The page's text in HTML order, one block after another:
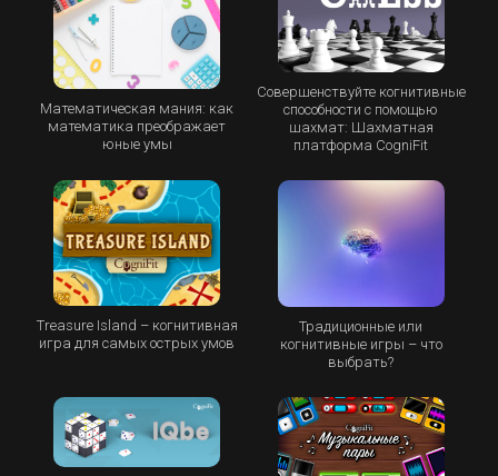
Математическая мания: как
математика преображает
юные умы
Совершенствуйте когнитивные
способности с помощью
шахмат: Шахматная
платформа CogniFit
Treasure Island – когнитивная
игра для самых острых умов
Традиционные или
когнитивные игры – что
выбрать?